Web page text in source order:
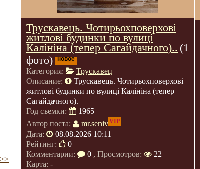
Трускавець. Чотирьохповерхові
житлові будинки по вулиці
Калініна (тепер Сагайдачного).. (1
фото)
новое
Категория:
Трускавец
Описание:
Трускавець. Чотирьохповерхові
житлові будинки по вулиці Калініна (тепер
Сагайдачного).
Год съемки:
1965
Автор поста:
mr.senivVIP
Дата:
08.08.2026 10:11
Рейтинг:
0
Комментарии:
0 , Просмотров:
22
Карта: -